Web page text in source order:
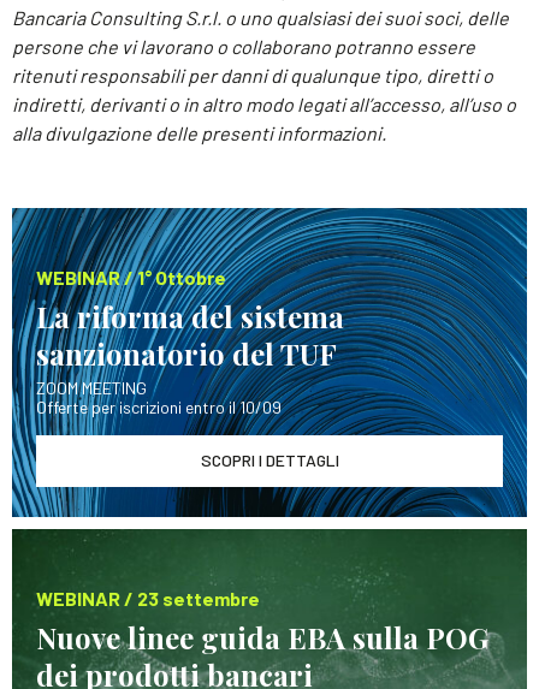
Bancaria Consulting S.r.l. o uno qualsiasi dei suoi soci, delle
persone che vi lavorano o collaborano potranno essere
ritenuti responsabili per danni di qualunque tipo, diretti o
indiretti, derivanti o in altro modo legati all’accesso, all’uso o
alla divulgazione delle presenti informazioni.
WEBINAR / 1° Ottobre
La riforma del sistema
sanzionatorio del TUF
ZOOM MEETING
Offerte per iscrizioni entro il 10/09
SCOPRI I DETTAGLI
WEBINAR / 23 settembre
Nuove linee guida EBA sulla POG
dei prodotti bancari